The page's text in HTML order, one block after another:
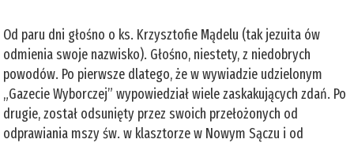
Od paru dni głośno o ks. Krzysztofie Mądelu (tak jezuita ów
odmienia swoje nazwisko). Głośno, niestety, z niedobrych
powodów. Po pierwsze dlatego, że w wywiadzie udzielonym
„Gazecie Wyborczej” wypowiedział wiele zaskakujących zdań. Po
drugie, został odsunięty przez swoich przełożonych od
odprawiania mszy św. w klasztorze w Nowym Sączu i od